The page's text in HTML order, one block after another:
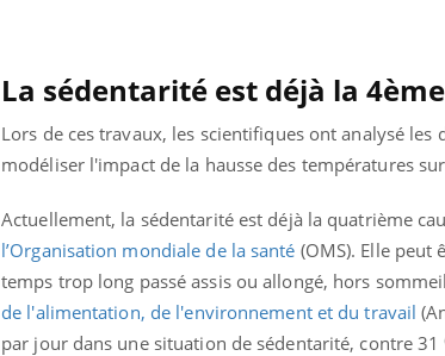
La sédentarité est déjà la
Lors de ces travaux, les scientifiques ont analysé
modéliser l'impact de la hausse des températures
Actuellement, la sédentarité est déjà la quatrième
l’Organisation mondiale de la santé (OMS). Elle peut
temps trop long passé assis ou allongé, hors
de l'alimentation, de l'environnement et du travail
par jour dans une situation de sédentarité, contre 31